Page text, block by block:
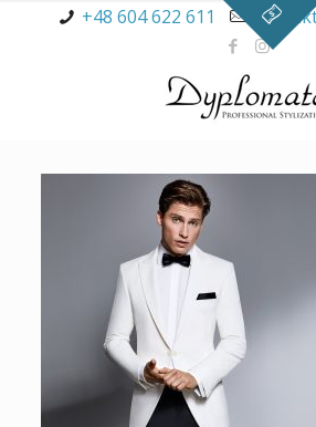
+48 604 622 611